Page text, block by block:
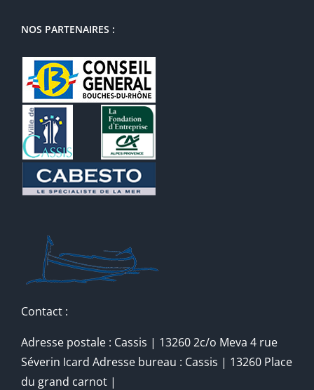
NOS PARTENAIRES :
Contact :
Adresse postale : Cassis | 13260 2c/o Meva 4 rue
Séverin Icard Adresse bureau : Cassis | 13260 Place
du grand carnot |